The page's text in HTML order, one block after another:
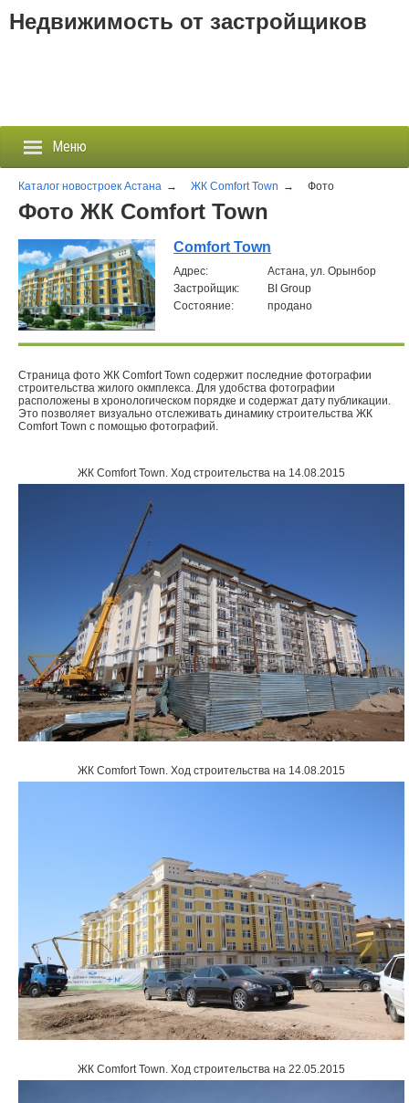
Недвижимость от застройщиков
Меню
Новостройки
Новости
Агентства
Кабинет
Каталог новостроек Астана → ЖК Comfort Town → Фото
Фото ЖК Comfort Town
Comfort Town
Aдрес:
Астана, ул. Орынбор
Застройщик:
BI Group
Состояние:
продано
Страница фото ЖК Comfort Town содержит последние фотографии
строительства жилого окмплекса. Для удобства фотографии
расположены в хронологическом порядке и содержат дату публикации.
Это позволяет визуально отслеживать динамику строительства ЖК
Comfort Town с помощью фотографий.
ЖК Comfort Town. Ход строительства на 14.08.2015
ЖК Comfort Town. Ход строительства на 14.08.2015
ЖК Comfort Town Ход строительства на 22.05.2015